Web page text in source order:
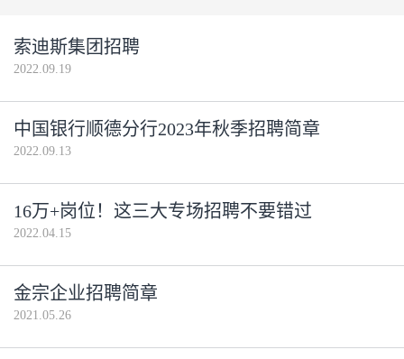
索迪斯集团招聘
2022.09.19
中国银行顺德分行2023年秋季招聘简章
2022.09.13
16万+岗位！这三大专场招聘不要错过
2022.04.15
金宗企业招聘简章
2021.05.26